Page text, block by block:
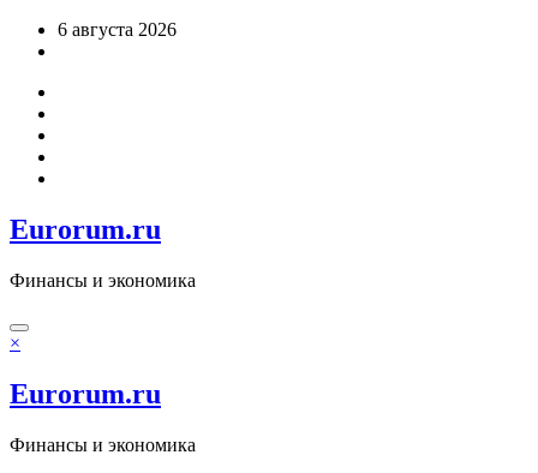
Перейти6 августа 2026
Eurorum.ru
Финансы и экономика
×
Eurorum.ru
Финансы и экономика